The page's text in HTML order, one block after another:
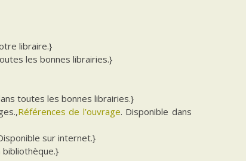
libraire.}
les bonnes librairies.}
toutes les bonnes librairies.}
Références de l’ouvrage. Disponible dans
sur internet.}
bibliothèque.}